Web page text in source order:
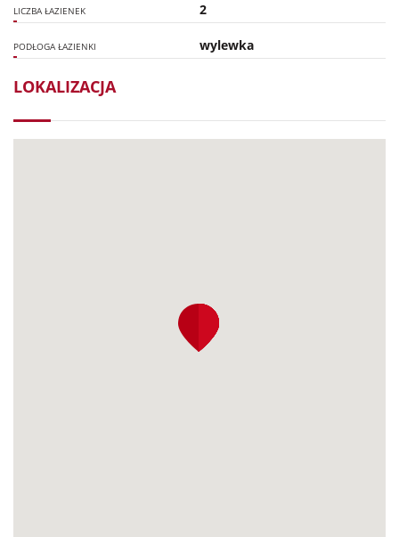
LICZBA ŁAZIENEK 2
PODŁOGA ŁAZIENKI wylewka
LOKALIZACJA